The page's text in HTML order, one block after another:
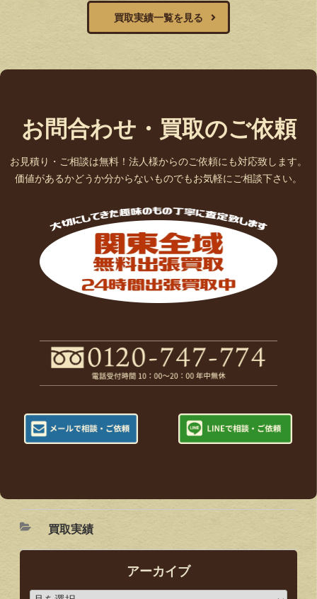
買取実績一覧を見る
お問合わせ・買取のご依頼
お見積り・ご相談は無料！法人様からのご依頼にも対応致します。
価値があるかどうか分からないものでもお気軽にご相談下さい。
買取実績
アーカイブ